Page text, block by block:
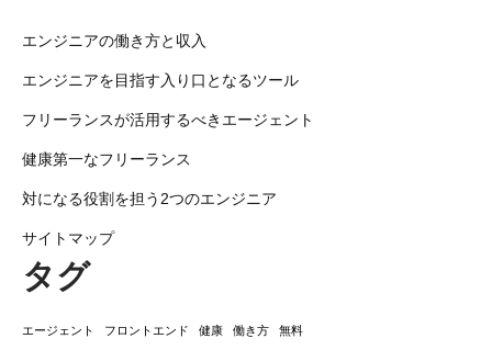
エンジニアの働き方と収入
エンジニアを目指す入り口となるツール
フリーランスが活用するべきエージェント
健康第一なフリーランス
対になる役割を担う2つのエンジニア
サイトマップ
タグ
エージェント フロントエンド 健康 働き方 無料